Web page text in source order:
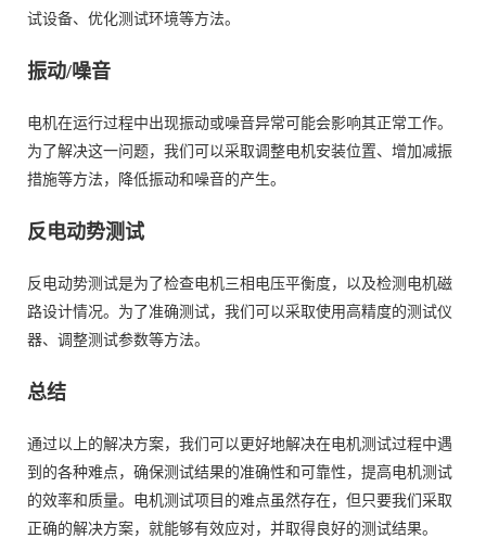
试设备、优化测试环境等方法。
振动/噪音
电机在运行过程中出现振动或噪音异常可能会影响其正常工作。
为了解决这一问题，我们可以采取调整电机安装位置、增加减振
措施等方法，降低振动和噪音的产生。
反电动势测试
反电动势测试是为了检查电机三相电压平衡度，以及检测电机磁
路设计情况。为了准确测试，我们可以采取使用高精度的测试仪
器、调整测试参数等方法。
总结
通过以上的解决方案，我们可以更好地解决在电机测试过程中遇
到的各种难点，确保测试结果的准确性和可靠性，提高电机测试
的效率和质量。电机测试项目的难点虽然存在，但只要我们采取
正确的解决方案，就能够有效应对，并取得良好的测试结果。